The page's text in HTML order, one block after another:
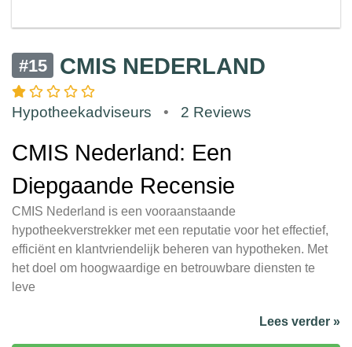
#15 CMIS NEDERLAND
Hypotheekadviseurs • 2 Reviews
CMIS Nederland: Een
Diepgaande Recensie
CMIS Nederland is een vooraanstaande
hypotheekverstrekker met een reputatie voor het effectief,
efficiënt en klantvriendelijk beheren van hypotheken. Met
het doel om hoogwaardige en betrouwbare diensten te
leve
Lees verder »